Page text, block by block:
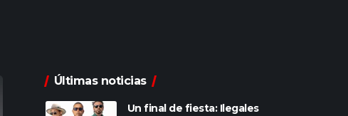
Últimas noticias
Un final de fiesta: Ilegales